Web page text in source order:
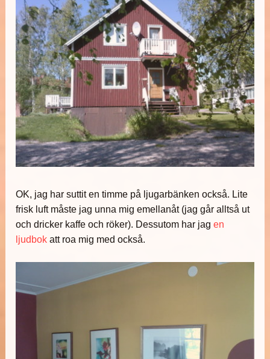
OK, jag har suttit en timme på ljugarbänken också. Lite
frisk luft måste jag unna mig emellanåt (jag går alltså ut
och dricker kaffe och röker). Dessutom har jagen
ljudbok att roa mig med också.